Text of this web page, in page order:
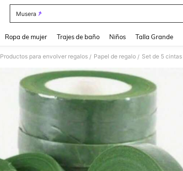
Musera
Ropa de mujer Trajes de baño Niños Talla Grande
Productos para envolver regalos / Papel de regalo /